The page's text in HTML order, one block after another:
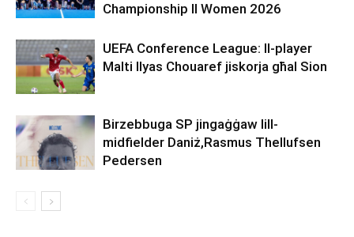
Championship II Women 2026
UEFA Conference League: Il-player
Malti Ilyas Chouaref jiskorja għal Sion
Birzebbuga SP jingaġġaw lill-
midfielder Daniż,Rasmus Thellufsen
Pedersen